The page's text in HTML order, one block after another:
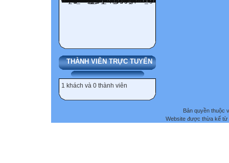
THÀNH VIÊN TRỰC TUYẾN
1 khách và 0 thành viên
Bản quyền thuộc
Website được thừa kế từ